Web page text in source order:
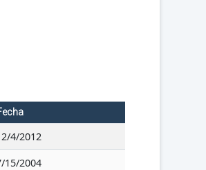
4/2012
15/2004